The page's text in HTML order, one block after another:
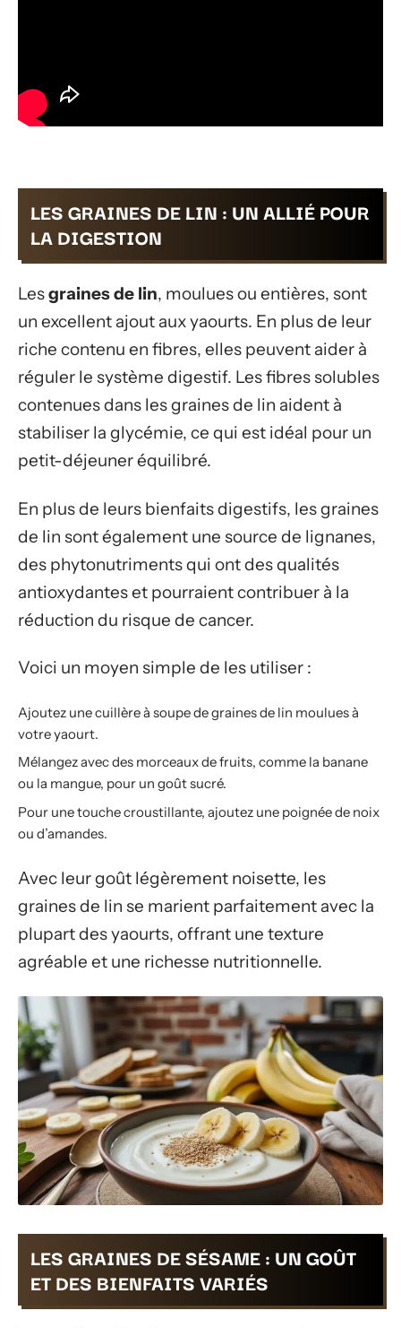
LES GRAINES DE LIN : UN ALLIÉ POUR
LA DIGESTION
Lesgraines de lin, moulues ou entières, sont
un excellent ajout aux yaourts. En plus de leur
riche contenu en fibres, elles peuvent aider à
réguler le système digestif. Les fibres solubles
contenues dans les graines de lin aident à
stabiliser la glycémie, ce qui est idéal pour un
petit-déjeuner équilibré.
En plus de leurs bienfaits digestifs, les graines
de lin sont également une source de lignanes,
des phytonutriments qui ont des qualités
antioxydantes et pourraient contribuer à la
réduction du risque de cancer.
Voici un moyen simple de les utiliser :
Ajoutez une cuillère à soupe de graines de lin moulues à
votre yaourt.
Mélangez avec des morceaux de fruits, comme la banane
ou la mangue, pour un goût sucré.
Pour une touche croustillante, ajoutez une poignée de noix
ou d’amandes.
Avec leur goût légèrement noisette, les
graines de lin se marient parfaitement avec la
plupart des yaourts, offrant une texture
agréable et une richesse nutritionnelle.
LES GRAINES DE SÉSAME : UN GOÛT
ET DES BIENFAITS VARIÉS